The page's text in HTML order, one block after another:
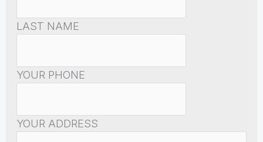
LAST NAME
YOUR PHONE
YOUR ADDRESS